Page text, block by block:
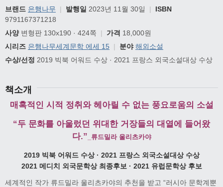
브랜드 은행나무 | 발행일 2023년 11월 30일 |
ISBN
9791167371218
사양변형판 130x190 · 424쪽 | 가격 18,000원
시리즈 은행나무세계문학 에세 15 | 분야 해외소설
수상/선정 2019 빅북 어워드 수상 · 2021 프랑스 외국소설대상 수상
책소개
매혹적인 시적 정취와 헤아릴 수 없는 풍요로움의 소설
“두 문화를 아울렀던 위대한 거장들의 대열에 들어왔
다.” _류드밀라 울리츠카야
2019 빅북 어워드 수상 · 2021 프랑스 외국소설대상 수상
2021 메디치 외국문학상 최종후보 · 2021 유럽문학상 후보
세계적인 작가 류드밀라 울리츠카야의 추천을 받고 “러시아 문학계뿐